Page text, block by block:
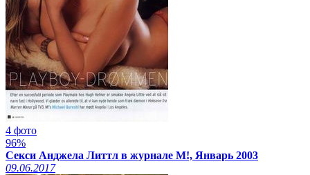
4 фото
96%
Секси Анджела Литтл в журнале M!, Январь 2003
09.06.2017